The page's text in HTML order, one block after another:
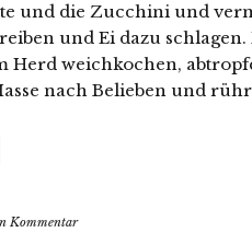
und die Zucchini und
und Ei dazu
Herd weichkochen,
nach Belieben und
Kommentar